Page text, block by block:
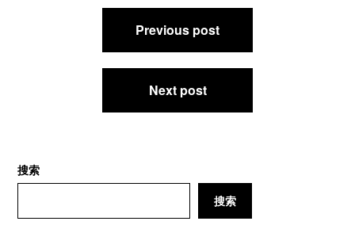
Previous post
Next post
搜索
搜索